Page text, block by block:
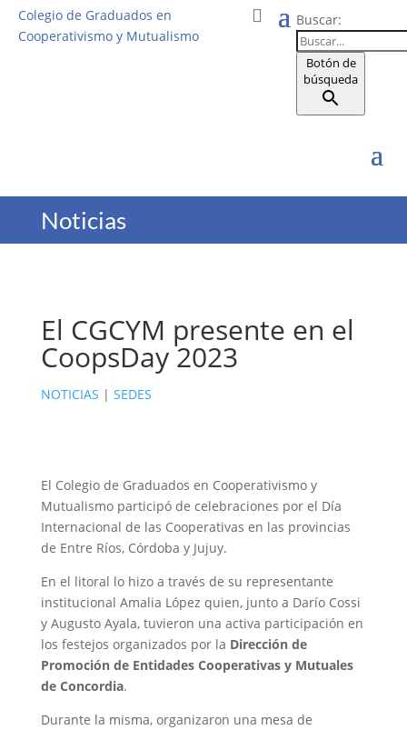
Colegio de Graduados en
Cooperativismo y Mutualismo
Buscar:
Botón de
búsqueda
Noticias
El CGCYM presente en el
CoopsDay 2023
NOTICIAS | SEDES
El Colegio de Graduados en Cooperativismo y
Mutualismo participó de celebraciones por el Día
Internacional de las Cooperativas en las provincias
de Entre Ríos, Córdoba y Jujuy.
En el litoral lo hizo a través de su representante
institucional Amalia López quien, junto a Darío Cossi
y Augusto Ayala, tuvieron una activa participación en
los festejos organizados por la Dirección de
Promoción de Entidades Cooperativas y Mutuales
de Concordia.
Durante la misma, organizaron una mesa de